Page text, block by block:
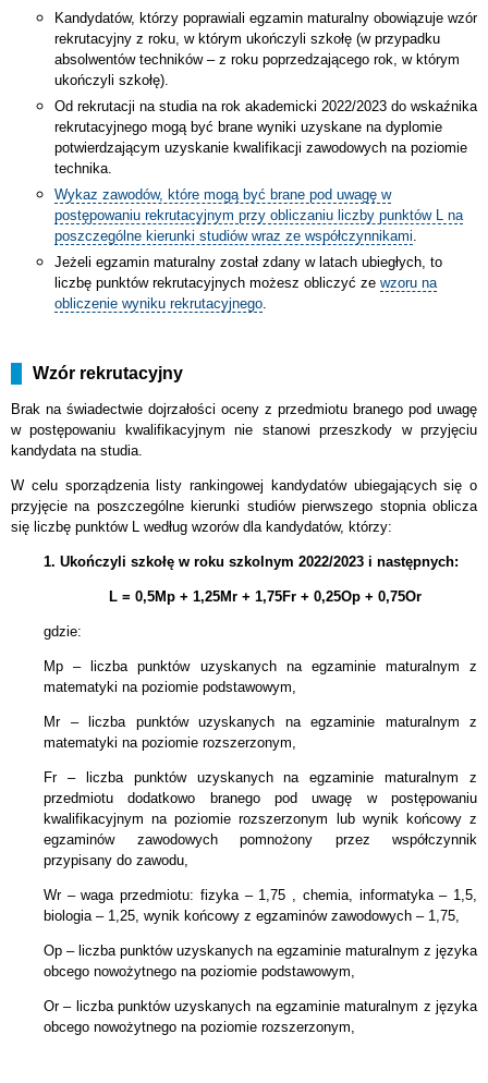
Kandydatów, którzy poprawiali egzamin maturalny obowiązuje wzór
rekrutacyjny z roku, w którym ukończyli szkołę (w przypadku
absolwentów techników – z roku poprzedzającego rok, w którym
ukończyli szkołę).
Od rekrutacji na studia na rok akademicki 2022/2023 do wskaźnika
rekrutacyjnego mogą być brane wyniki uzyskane na dyplomie
potwierdzającym uzyskanie kwalifikacji zawodowych na poziomie
technika.
Wykaz zawodów, które mogą być brane pod uwagę w
postępowaniu rekrutacyjnym przy obliczaniu liczby punktów L na
poszczególne kierunki studiów wraz ze współczynnikami
Jeżeli egzamin maturalny został zdany w latach ubiegłych, to
liczbę punktów rekrutacyjnych możesz obliczyć ze wzoru na
obliczenie wyniku rekrutacyjnego
Wzór rekrutacyjny
Brak na świadectwie dojrzałości oceny z przedmiotu branego pod uwagę
w postępowaniu kwalifikacyjnym nie stanowi przeszkody w przyjęciu
kandydata na studia.
W celu sporządzenia listy rankingowej kandydatów ubiegających się o
przyjęcie na poszczególne kierunki studiów pierwszego stopnia oblicza
się liczbę punktów L według wzorów dla kandydatów, którzy:
1. Ukończyli szkołę w roku szkolnym 2022/2023 i następnych:
L = 0,5Mp + 1,25Mr + 1,75Fr + 0,25Op + 0,75Or
gdzie:
Mp – liczba punktów uzyskanych na egzaminie maturalnym z
matematyki na poziomie podstawowym,
Mr – liczba punktów uzyskanych na egzaminie maturalnym z
matematyki na poziomie rozszerzonym,
Fr – liczba punktów uzyskanych na egzaminie maturalnym z
przedmiotu dodatkowo branego pod uwagę w postępowaniu
kwalifikacyjnym na poziomie rozszerzonym lub wynik końcowy z
egzaminów zawodowych pomnożony przez współczynnik
przypisany do zawodu,
Wr – waga przedmiotu: fizyka – 1,75 , chemia, informatyka – 1,5,
biologia – 1,25, wynik końcowy z egzaminów zawodowych – 1,75,
Op – liczba punktów uzyskanych na egzaminie maturalnym z języka
obcego nowożytnego na poziomie podstawowym,
Or – liczba punktów uzyskanych na egzaminie maturalnym z języka
obcego nowożytnego na poziomie rozszerzonym,